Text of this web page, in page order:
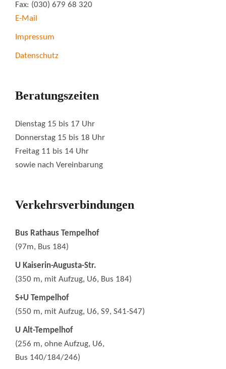
Fax: (030) 679 68 320
E-Mail
Impressum
Datenschutz
Beratungszeiten
Dienstag 15 bis 17 Uhr
Donnerstag 15 bis 18 Uhr
Freitag 11 bis 14 Uhr
sowie nach Vereinbarung
Verkehrsverbindungen
Bus Rathaus Tempelhof
(97m, Bus 184)
U Kaiserin-Augusta-Str.
(350 m, mit Aufzug, U6, Bus 184)
S+U Tempelhof
(550 m, mit Aufzug, U6, S9, S41-S47)
U Alt-Tempelhof
(256 m, ohne Aufzug, U6,
Bus 140/184/246)